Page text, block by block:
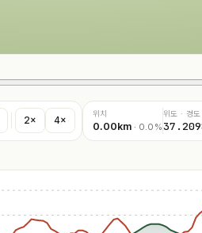
2× 4×
위치
0.00km · 0.0%
위도 · 경도